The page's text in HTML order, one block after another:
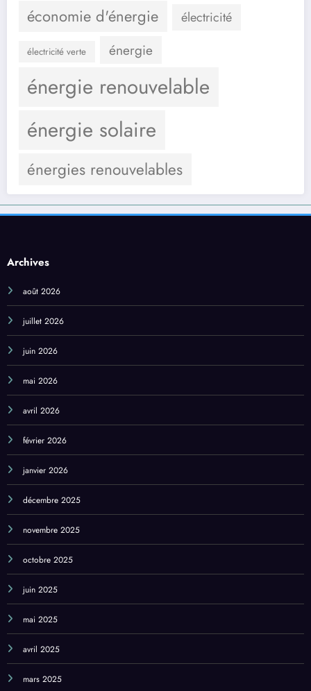
économie d'énergie électricité
électricité verte énergie
énergie renouvelable
énergie solaire
énergies renouvelables
Archives
août 2026
juillet 2026
juin 2026
mai 2026
avril 2026
février 2026
janvier 2026
décembre 2025
novembre 2025
octobre 2025
juin 2025
mai 2025
avril 2025
mars 2025